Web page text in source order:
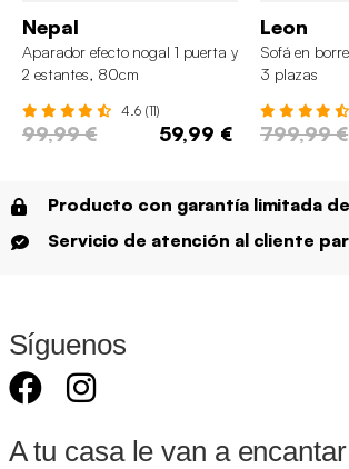
Nepal
Aparador efecto nogal 1 puerta y
2 estantes, 80cm
4.6 (11)
99,99 € 59,99 €
Leon
Sofá en
3 plazas
799,99 €
Producto con garantía limitada
Servicio de atención al cliente
Síguenos
A tu casa le van a